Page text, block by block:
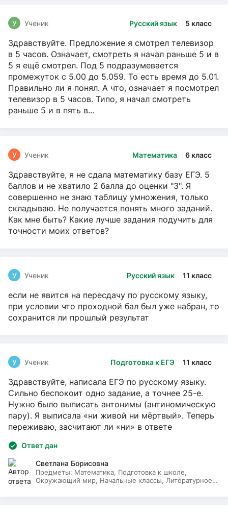
Русский язык 5 класс
У Ученик
Здравствуйте. Предложение я смотрел телевизор
в 5 часов. Означает, смотреть я начал раньше 5 и в
5 я ещё смотрел. Под 5 подразумевается
промежуток с 5.00 до 5.059. То есть время до 5.01.
Правильно ли я понял. А что, означает я посмотрел
телевизор в 5 часов. Типо, я начал смотреть
раньше 5 и в пять в...
Математика 6 класс
У Ученик
Здравствуйте, я не сдала математику базу ЕГЭ. 5
баллов и не хватило 2 балла до оценки "3". Я
совершенно не знаю таблицу умножения, только
складываю. Не получается понять много заданий.
Как мне быть? Какие лучше задания подучить для
точности моих ответов?
Русский язык 11 класс
У Ученик
если не явится на пересдачу по русскому языку,
при условии что проходной бал был уже набран, то
сохранится ли прошлый результат
Подготовка к ЕГЭ 11 класс
У Ученик
Здравствуйте, написала ЕГЭ по русскому языку.
Сильно беспокоит одно задание, а точнее 25-е.
Нужно было выписать антонимы (антиномическую
пару). Я выписала «ни живой ни мёртвый». Теперь
переживаю, засчитают ли «ни» в ответе
Ответ дан
Светлана Борисовна
Предметы: Математика, Подготовка к школе,
Окружающий мир, Начальные классы, Литературное